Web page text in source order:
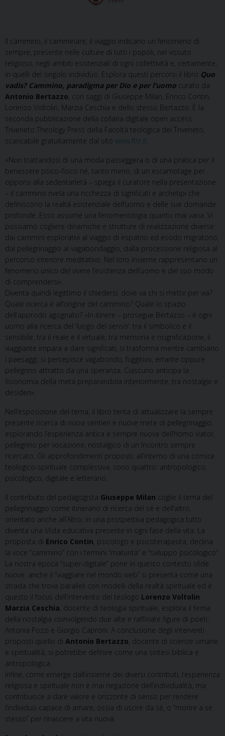
Il cammino, il camminare, il viaggio indicano un fenomeno di
sempre, presente nelle culture di tutti i popoli, nel vissuto
religioso, negli ambiti esistenziali di ogni collettività e, certamente,
in quelli del singolo individuo. Esplora questi percorsi il libro Quo
vadis? Cammino, paradigma per Dio e per l’uomo curato da
Antonio Bertazzo, con saggi di Giuseppe Milan, Enrico Contin,
Lorenzo Voltolin, Marzia Ceschia e dello stesso Bertazzo. È la
seconda pubblicazione della collana digitale open access
Triveneto Theology Press della Facoltà teologica del Triveneto,
scaricabile gratuitamente dal sito www.fttr.it.
«Non trattandosi di una moda passeggera o di una pratica per il
benessere psico-fisico né, tanto meno, di un escamotage per
opporsi alla sedentarietà – spiega il curatore nella presentazione
– il cammino rivela una ricchezza di significati e archetipi che
definiscono la realtà esistenziale dell’uomo e delle sue domande
profonde. Esso assume una fenomenologia quanto mai varia. Vi
possiamo cogliere dinamiche e strutture di realizzazione diverse:
dai cammini esplorativi al viaggio di espatrio ed esodo migratorio,
dal pellegrinaggio al vagabondaggio, dalla processione religiosa al
percorso interiore meditativo. Nel loro insieme rappresentano un
fenomeno unico del vivere l’esistenza dell’uomo e del suo modo
di comprendersi».
Diventa quindi legittimo il chiedersi: dove va chi si mette per via?
Quale ricerca è all’origine del cammino? Quale lo spazio
dell’approdo agognato? «In itinere – prosegue Bertazzo – è ogni
uomo alla ricerca del ‘luogo del senso’: tra il simbolico e il
sensibile, tra il reale e il virtuale, tra memoria e risignificazione, il
viaggiante impara a dare significati, si trasforma mentre cambiano
i paesaggi, si percepisce vagabondo, fuggitivo, errante oppure
pellegrino attratto da una speranza. Ciascuno anticipa la
fisionomia della meta preparandola interiormente, tra nostalgie e
desideri».
Nell’esposizione del tema, il libro tenta di attualizzare la sempre
presente ricerca di nuovi sentieri e nuove mete di pellegrinaggio,
esplorando l’esperienza antica e sempre nuova dell’homo viator,
pellegrino per vocazione, nostalgico di un Incontro sempre
ricercato. Gli approfondimenti proposti, all’interno di una cornice
teologico-spirituale complessiva, sono quattro: antropologico,
psicologico, digitale e letterario.
Il contributo del pedagogista Giuseppe Milan coglie il tema del
pellegrinaggio come itinerario di ricerca del sé e dell’altro,
orientato anche all’Altro; in una prospettiva pedagogica tutto
diventa una sfida educativa presente in ogni fase della vita. La
proposta di Enrico Contin, psicologo e psicoterapeuta, declina
la voce “cammino” con i termini “maturità” e “sviluppo psicologico”.
La nostra epoca “super-digitale” pone in questo contesto sfide
nuove: anche il “viaggiare nel mondo web” si presenta come una
strada che trova paralleli con modelli della realtà spirituale ed è
questo il focus dell’intervento del teologo Lorenzo Voltolin.
Marzia Ceschia, docente di teologia spirituale, esplora il tema
della nostalgia coinvolgendo due alte e raffinate figure di poeti:
Antonia Pozzi e Giorgio Caproni. A conclusione degli interventi
proposti quello di Antonio Bertazzo, docente di scienze umane
e spiritualità, si potrebbe definire come una sintesi biblica e
antropologica.
Infine, come emerge dall’insieme dei diversi contributi, l’esperienza
religiosa e spirituale non è mai negazione dell’individualità, ma
contribuisce a dare valore e orizzonte di senso per rendere
l’individuo capace di amare, ossia di uscire da sé, o “morire a se
stesso” per rinascere a vita nuova.